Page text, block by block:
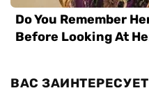
ВАС ЗАИНТЕРЕСУЕТ